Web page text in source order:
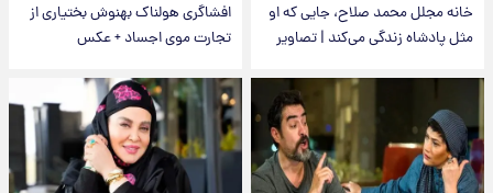
خانه مجلل محمد صلاح، جایی که او
مثل پادشاه زندگی می‌کند | تصاویر
افشاگری هولناک بهنوش بختیاری از
تجارت موی اجساد + عکس